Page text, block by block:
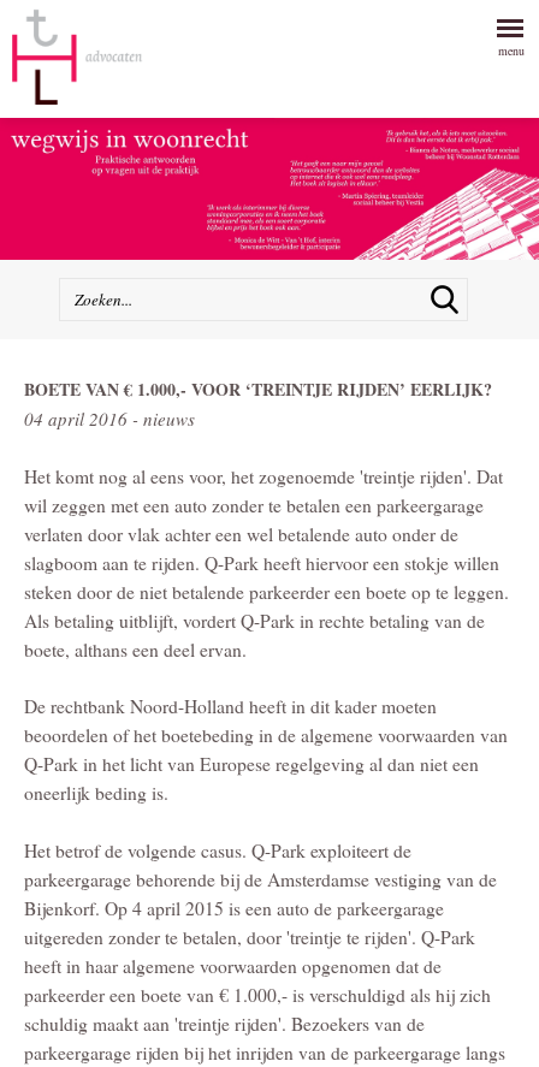
menu
BOETE VAN € 1.000,- VOOR ‘TREINTJE RIJDEN’ EERLIJK?
04 april 2016 - nieuws
Het komt nog al eens voor, het zogenoemde 'treintje rijden'. Dat
wil zeggen met een auto zonder te betalen een parkeergarage
verlaten door vlak achter een wel betalende auto onder de
slagboom aan te rijden. Q-Park heeft hiervoor een stokje willen
steken door de niet betalende parkeerder een boete op te leggen.
Als betaling uitblijft, vordert Q-Park in rechte betaling van de
boete, althans een deel ervan.
De rechtbank Noord-Holland heeft in dit kader moeten
beoordelen of het boetebeding in de algemene voorwaarden van
Q-Park in het licht van Europese regelgeving al dan niet een
oneerlijk beding is.
Het betrof de volgende casus. Q-Park exploiteert de
parkeergarage behorende bij de Amsterdamse vestiging van de
Bijenkorf. Op 4 april 2015 is een auto de parkeergarage
uitgereden zonder te betalen, door 'treintje te rijden'. Q-Park
heeft in haar algemene voorwaarden opgenomen dat de
parkeerder een boete van € 1.000,- is verschuldigd als hij zich
schuldig maakt aan 'treintje rijden'. Bezoekers van de
parkeergarage rijden bij het inrijden van de parkeergarage langs